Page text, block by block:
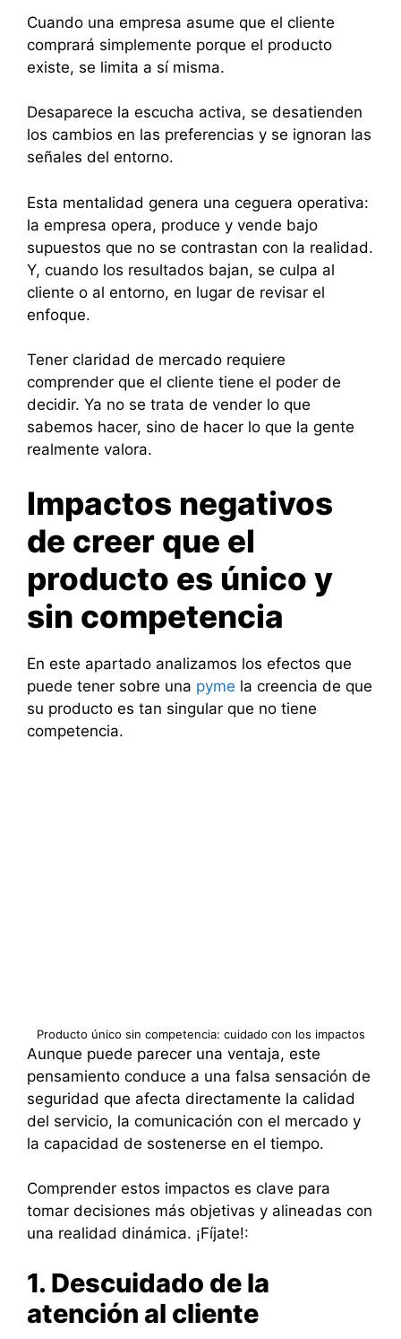
Cuando una empresa asume que el cliente
comprará simplemente porque el producto
existe, se limita a sí misma.
Desaparece la escucha activa, se desatienden
los cambios en las preferencias y se ignoran las
señales del entorno.
Esta mentalidad genera una ceguera operativa:
la empresa opera, produce y vende bajo
supuestos que no se contrastan con la realidad.
Y, cuando los resultados bajan, se culpa al
cliente o al entorno, en lugar de revisar el
enfoque.
Tener claridad de mercado requiere
comprender que el cliente tiene el poder de
decidir. Ya no se trata de vender lo que
sabemos hacer, sino de hacer lo que la gente
realmente valora.
Impactos negativos
de creer que el
producto es único y
sin competencia
En este apartado analizamos los efectos que
puede tener sobre una pyme la creencia de que
su producto es tan singular que no tiene
competencia.
Producto único sin competencia: cuidado con los impactos
Aunque puede parecer una ventaja, este
pensamiento conduce a una falsa sensación de
seguridad que afecta directamente la calidad
del servicio, la comunicación con el mercado y
la capacidad de sostenerse en el tiempo.
Comprender estos impactos es clave para
tomar decisiones más objetivas y alineadas con
una realidad dinámica. ¡Fíjate!:
1. Descuidado de la
atención al cliente